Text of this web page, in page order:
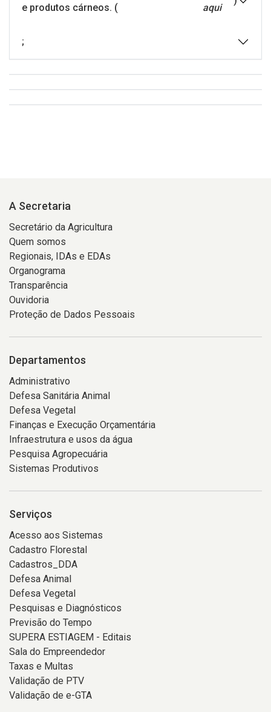
e produtos cárneos. ( aqui
;
A Secretaria
Secretário da Agricultura
Quem somos
Regionais, IDAs e EDAs
Organograma
Transparência
Ouvidoria
Proteção de Dados Pessoais
Departamentos
Administrativo
Defesa Sanitária Animal
Defesa Vegetal
Finanças e Execução Orçamentária
Infraestrutura e usos da água
Pesquisa Agropecuária
Sistemas Produtivos
Serviços
Acesso aos Sistemas
Cadastro Florestal
Cadastros_DDA
Defesa Animal
Defesa Vegetal
Pesquisas e Diagnósticos
Previsão do Tempo
SUPERA ESTIAGEM - Editais
Sala do Empreendedor
Taxas e Multas
Validação de PTV
Validação de e-GTA